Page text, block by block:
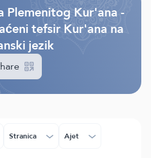
Plemenitog Kur'ana -
tefsir Kur'ana na
jezik
Stranica Ajet